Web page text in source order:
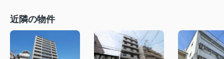
近隣の物件